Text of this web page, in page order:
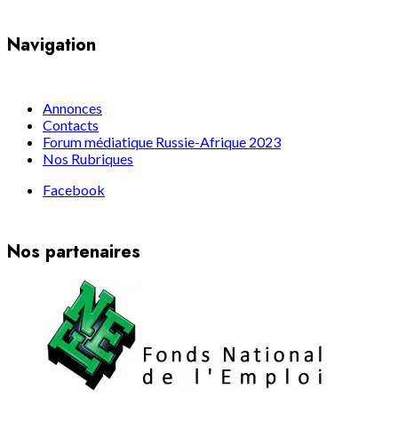
Navigation
Annonces
Contacts
Forum médiatique Russie-Afrique 2023
Nos Rubriques
Facebook
Nos partenaires